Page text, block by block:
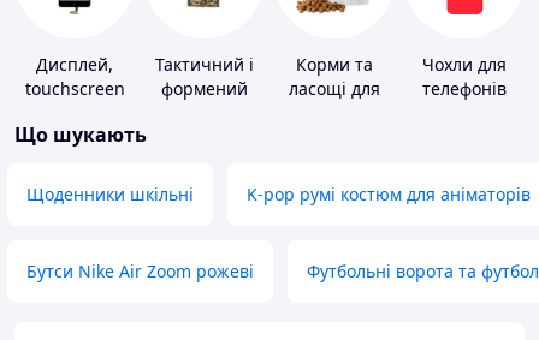
Дисплей,
touchscreen
Тактичний і
формений
Корми та
ласощі для
Чохли для
телефонів
Що шукають
Щоденники шкільні K-pop румі костюм для аніматорів
Бутси Nike Air Zoom рожеві Футбольні ворота та